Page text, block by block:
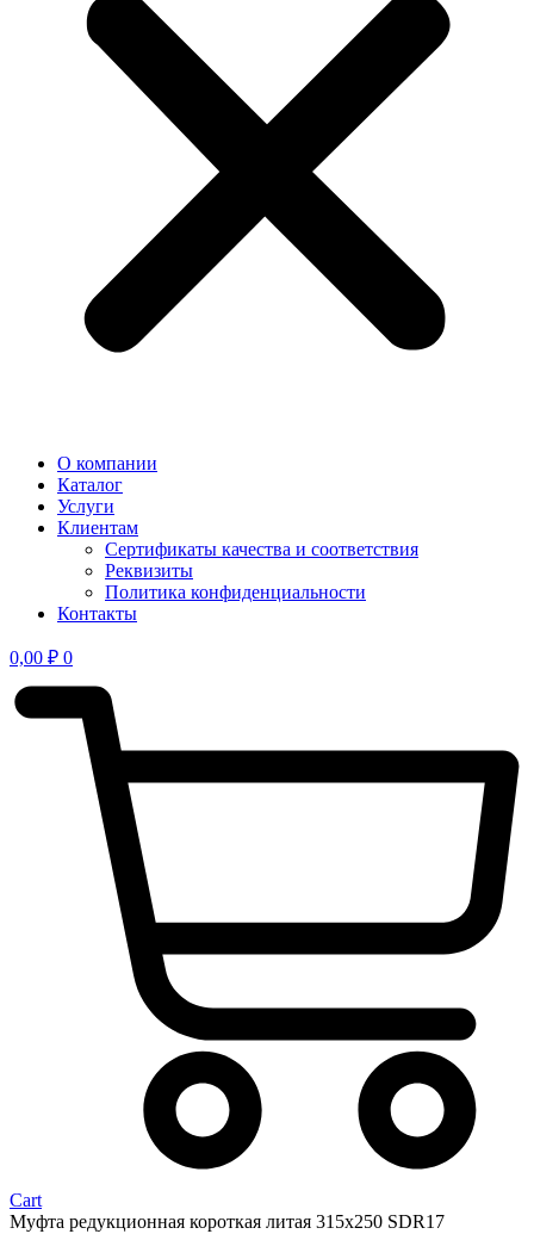
О компании
Каталог
Услуги
Клиентам
Сертификаты качества и соответствия
Реквизиты
Политика конфиден­циальности
Контакты
0,00 ₽ 0
Cart
Муфта редукционная короткая литая 315х250 SDR17